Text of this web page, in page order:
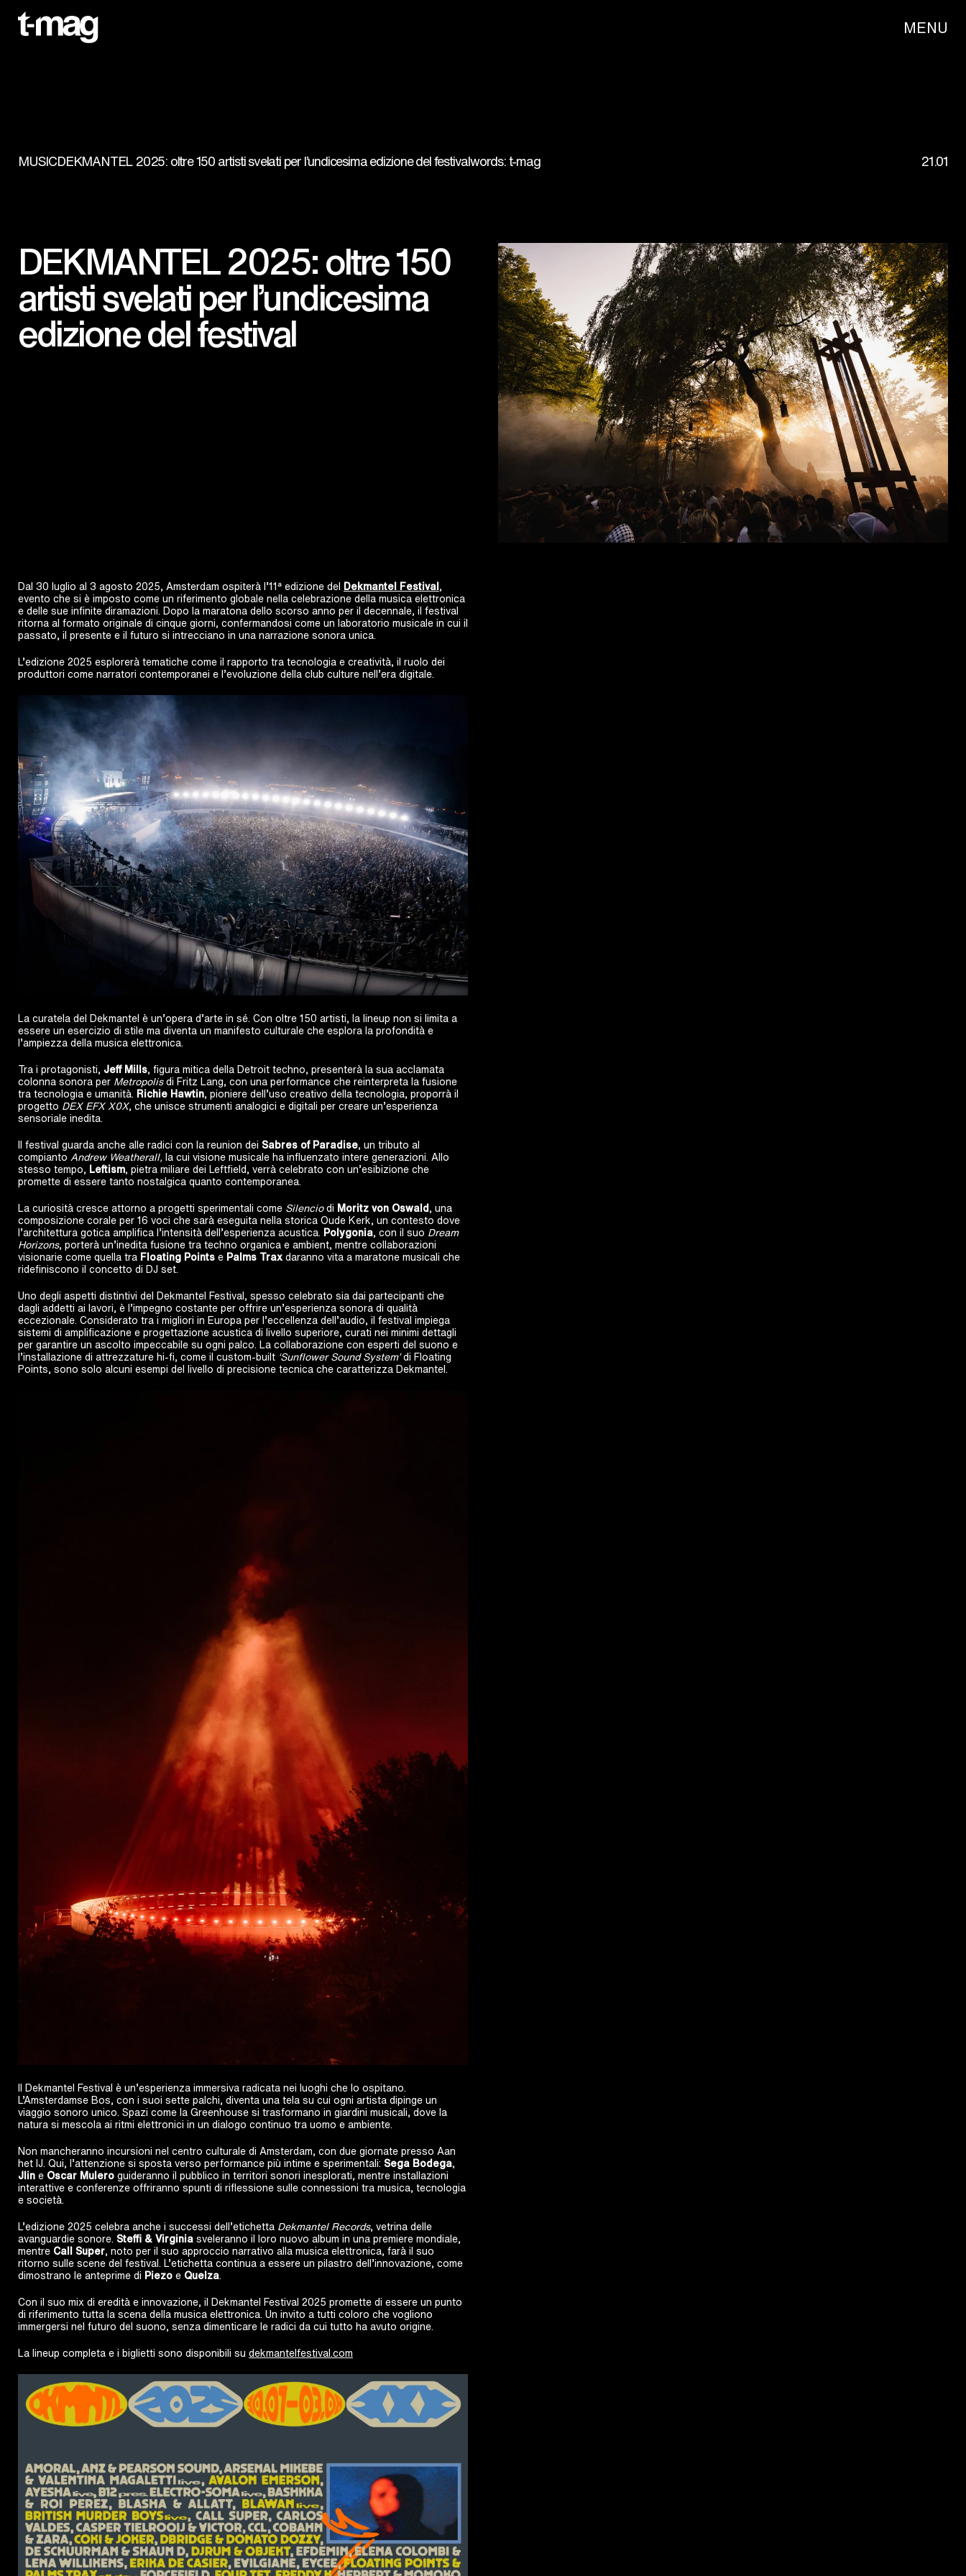
MENU
MUSICDEKMANTEL 2025: oltre 150 artisti svelati per l’undicesima edizione del festivalwords: t-mag 21.01
DEKMANTEL 2025: oltre 150
artisti svelati per l’undicesima
edizione del festival
Dal 30 luglio al 3 agosto 2025, Amsterdam ospiterà l’11ª edizione del Dekmantel Festival ,
evento che si è imposto come un riferimento globale nella celebrazione della musica elettronica
e delle sue infinite diramazioni. Dopo la maratona dello scorso anno per il decennale, il festival
ritorna al formato originale di cinque giorni, confermandosi come un laboratorio musicale in cui il
passato, il presente e il futuro si intrecciano in una narrazione sonora unica.
L’edizione 2025 esplorerà tematiche come il rapporto tra tecnologia e creatività, il ruolo dei
produttori come narratori contemporanei e l’evoluzione della club culture nell’era digitale.
La curatela del Dekmantel è un’opera d’arte in sé. Con oltre 150 artisti, la lineup non si limita a
essere un esercizio di stile ma diventa un manifesto culturale che esplora la profondità e
l’ampiezza della musica elettronica.
Tra i protagonisti, Jeff Mills, figura mitica della Detroit techno, presenterà la sua acclamata
colonna sonora per Metropolisdi Fritz Lang, con una performance che reinterpreta la fusione
tra tecnologia e umanità. Richie Hawtin, pioniere dell’uso creativo della tecnologia, proporrà il
progetto DEX EFX X0X, che unisce strumenti analogici e digitali per creare un’esperienza
sensoriale inedita.
Il festival guarda anche alle radici con la reunion dei Sabres of Paradise, un tributo al
compianto Andrew Weatherall, la cui visione musicale ha influenzato intere generazioni. Allo
stesso tempo, Leftism, pietra miliare dei Leftfield, verrà celebrato con un’esibizione che
promette di essere tanto nostalgica quanto contemporanea.
La curiosità cresce attorno a progetti sperimentali come Silenciodi Moritz von Oswald , una
composizione corale per 16 voci che sarà eseguita nella storica Oude Kerk, un contesto dove
l’architettura gotica amplifica l’intensità dell’esperienza acustica. Polygonia, con il suo Dream
Horizons, porterà un’inedita fusione tra techno organica e ambient, mentre collaborazioni
visionarie come quella tra Floating Points e Palms Trax daranno vita a maratone musicali che
ridefiniscono il concetto di DJ set.
Uno degli aspetti distintivi del Dekmantel Festival, spesso celebrato sia dai partecipanti che
dagli addetti ai lavori, è l’impegno costante per offrire un’esperienza sonora di qualità
eccezionale. Considerato tra i migliori in Europa per l’eccellenza dell’audio, il festival impiega
sistemi di amplificazione e progettazione acustica di livello superiore, curati nei minimi dettagli
per garantire un ascolto impeccabile su ogni palco. La collaborazione con esperti del suono e
l’installazione di attrezzature hi-fi, come il custom-built ‘Sunflower Sound System’di Floating
Points, sono solo alcuni esempi del livello di precisione tecnica che caratterizza Dekmantel.
Il Dekmantel Festival è un’esperienza immersiva radicata nei luoghi che lo ospitano.
L’Amsterdamse Bos, con i suoi sette palchi, diventa una tela su cui ogni artista dipinge un
viaggio sonoro unico. Spazi come la Greenhouse si trasformano in giardini musicali, dove la
natura si mescola ai ritmi elettronici in un dialogo continuo tra uomo e ambiente.
Non mancheranno incursioni nel centro culturale di Amsterdam, con due giornate presso Aan
het IJ. Qui, l’attenzione si sposta verso performance più intime e sperimentali: Sega Bodega,
Jlin e Oscar Mulero guideranno il pubblico in territori sonori inesplorati, mentre installazioni
interattive e conferenze offriranno spunti di riflessione sulle connessioni tra musica, tecnologia
e società.
L’edizione 2025 celebra anche i successi dell’etichetta Dekmantel Records, vetrina delle
avanguardie sonore. Steffi & Virginia sveleranno il loro nuovo album in una premiere mondiale,
mentre Call Super, noto per il suo approccio narrativo alla musica elettronica, farà il suo
ritorno sulle scene del festival. L’etichetta continua a essere un pilastro dell’innovazione, come
dimostrano le anteprime di Piezo e Quelza.
Con il suo mix di eredità e innovazione, il Dekmantel Festival 2025 promette di essere un punto
di riferimento tutta la scena della musica elettronica. Un invito a tutti coloro che vogliono
immergersi nel futuro del suono, senza dimenticare le radici da cui tutto ha avuto origine.
La lineup completa e i biglietti sono disponibili su dekmantelfestival.com